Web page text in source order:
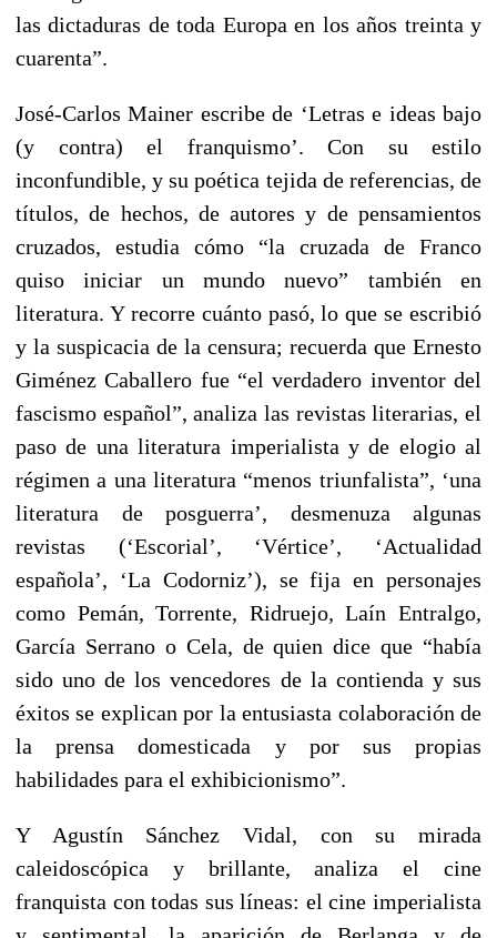
las dictaduras de toda Europa en los años treinta y
cuarenta”.
José-Carlos Mainer escribe de ‘Letras e ideas bajo
(y contra) el franquismo’. Con su estilo
inconfundible, y su poética tejida de referencias, de
títulos, de hechos, de autores y de pensamientos
cruzados, estudia cómo “la cruzada de Franco
quiso iniciar un mundo nuevo” también en
literatura. Y recorre cuánto pasó, lo que se escribió
y la suspicacia de la censura; recuerda que Ernesto
Giménez Caballero fue “el verdadero inventor del
fascismo español”, analiza las revistas literarias, el
paso de una literatura imperialista y de elogio al
régimen a una literatura “menos triunfalista”, ‘una
literatura de posguerra’, desmenuza algunas
revistas (‘Escorial’, ‘Vértice’, ‘Actualidad
española’, ‘La Codorniz’), se fija en personajes
como Pemán, Torrente, Ridruejo, Laín Entralgo,
García Serrano o Cela, de quien dice que “había
sido uno de los vencedores de la contienda y sus
éxitos se explican por la entusiasta colaboración de
la prensa domesticada y por sus propias
habilidades para el exhibicionismo”.
Y Agustín Sánchez Vidal, con su mirada
caleidoscópica y brillante, analiza el cine
franquista con todas sus líneas: el cine imperialista